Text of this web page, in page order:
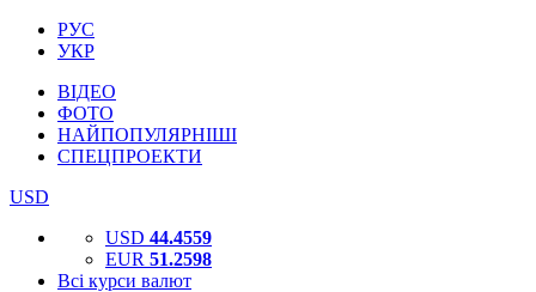
РУС
УКР
ВІДЕО
ФОТО
НАЙПОПУЛЯРНІШІ
СПЕЦПРОЕКТИ
USD
USD 44.4559
EUR 51.2598
Всі курси валют